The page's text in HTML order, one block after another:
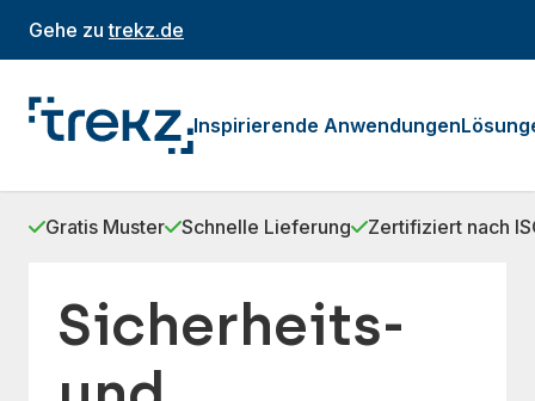
Gehe zutrekz.de
Inspirierende Anwendungen
Gratis Muster Schnelle Lieferung Zertifiziert nach
Sicherheits-